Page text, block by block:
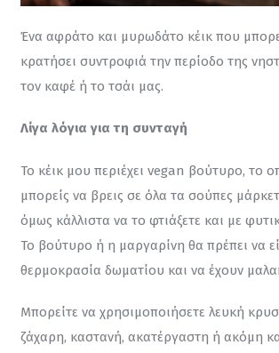
Ένα αφράτο και μυρωδάτο κέικ που
κρατήσει συντροφιά την περίοδο της
τον καφέ ή το τσάι μας.
Λίγα λόγια για τη συνταγή
Το κέικ μου περιέχει vegan βούτυρο, το
μπορείς να βρεις σε όλα τα σούπες
όμως κάλλιστα να το φτιάξετε και με
Το βούτυρο ή η μαργαρίνη θα πρέπει να
θερμοκρασία δωματίου και να έχουν
Μπορείτε να χρησιμοποιήσετε λευκή
ζάχαρη, καστανή, ακατέργαστη ή ακόμη